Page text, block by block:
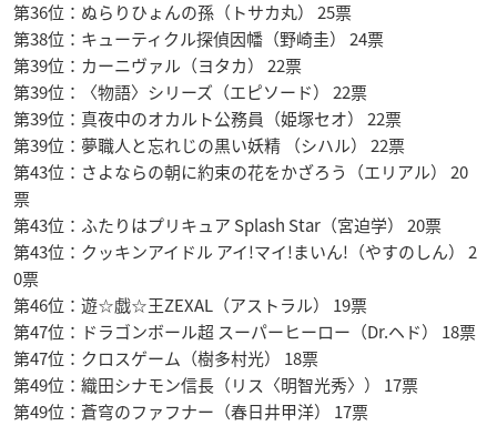
第36位：ぬらりひょんの孫（トサカ丸） 25票
第38位：キューティクル探偵因幡（野崎圭） 24票
第39位：カーニヴァル（ヨタカ） 22票
第39位：〈物語〉シリーズ（エピソード） 22票
第39位：真夜中のオカルト公務員（姫塚セオ） 22票
第39位：夢職人と忘れじの黒い妖精 （シハル） 22票
第43位：さよならの朝に約束の花をかざろう（エリアル） 20
票
第43位：ふたりはプリキュア Splash Star（宮迫学） 20票
第43位：クッキンアイドル アイ!マイ!まいん!（やすのしん） 2
0票
第46位：遊☆戯☆王ZEXAL（アストラル） 19票
第47位：ドラゴンボール超 スーパーヒーロー（Dr.ヘド） 18票
第47位：クロスゲーム（樹多村光） 18票
第49位：織田シナモン信長（リス〈明智光秀〉） 17票
第49位：蒼穹のファフナー（春日井甲洋） 17票